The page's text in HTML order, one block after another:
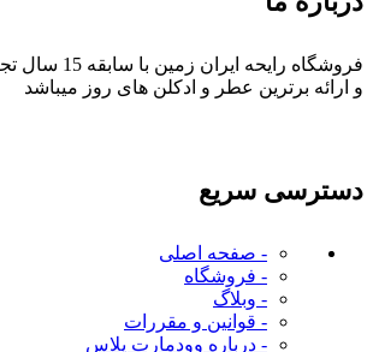
فروشگاه رایحه
و ارائه برترین عطر و ادکلن های روز میباشد
دسترسی سریع
- صفحه اصلی
- فروشگاه
- وبلاگ
- قوانین و مقررات
- درباره وودمارت پلاس